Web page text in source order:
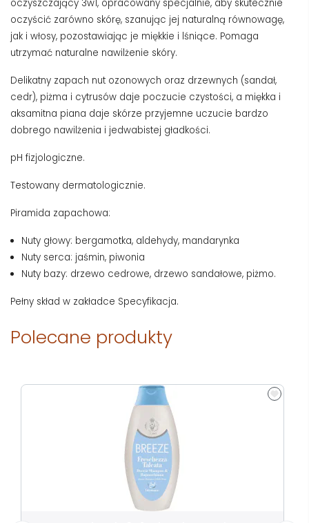
oczyszczający 3w1, opracowany specjalnie, aby skutecznie
oczyścić zarówno skórę, szanując jej naturalną równowagę,
jak i włosy, pozostawiając je miękkie i lśniące. Pomaga
utrzymać naturalne nawilżenie skóry.
Delikatny zapach nut ozonowych oraz drzewnych (sandał,
cedr), piżma i cytrusów daje poczucie czystości, a miękka i
aksamitna piana daje skórze przyjemne uczucie bardzo
dobrego nawilżenia i jedwabistej gładkości.
pH fizjologiczne.
Testowany dermatologicznie.
Piramida zapachowa:
Nuty głowy: bergamotka, aldehydy, mandarynka
Nuty serca: jaśmin, piwonia
Nuty bazy: drzewo cedrowe, drzewo sandałowe, piżmo.
Pełny skład w zakładce Specyfikacja.
Polecane produkty